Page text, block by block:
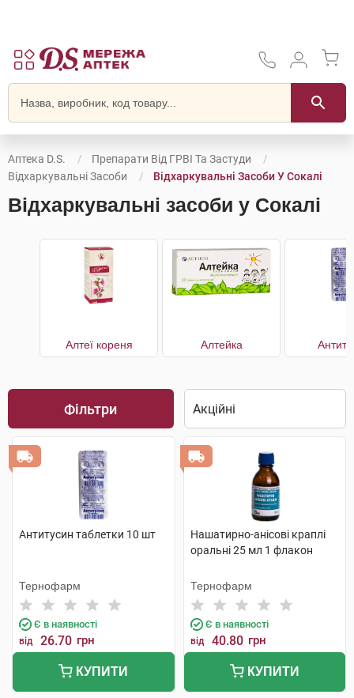
Аптека D.S.
Препарати Від ГРВІ Та Застуди
Відхаркувальні Засоби
Відхаркувальні Засоби У Сокалі
Відхаркувальні засоби у Сокалі
Алтеї кореня Алтейка
Фільтри
Антитусин таблетки 10 шт
Тернофарм
Є в наявності
від 26.70 грн
КУПИТИ
Нашатирно-анісові краплі
оральні 25 мл 1 флакон
Тернофарм
Є в наявності
від 40.80 грн
КУПИТИ